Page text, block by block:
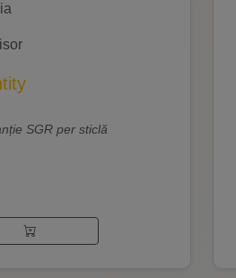
SGR per sticlă